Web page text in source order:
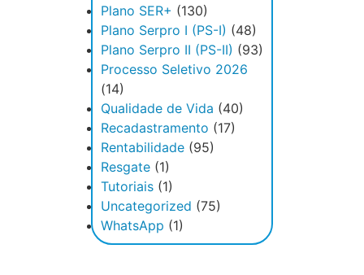
Plano SER+ (130)
Plano Serpro I (PS-I) (48)
Plano Serpro II (PS-II) (93)
Processo Seletivo 2026
(14)
Qualidade de Vida (40)
Recadastramento (17)
Rentabilidade (95)
Resgate (1)
Tutoriais (1)
Uncategorized (75)
WhatsApp (1)